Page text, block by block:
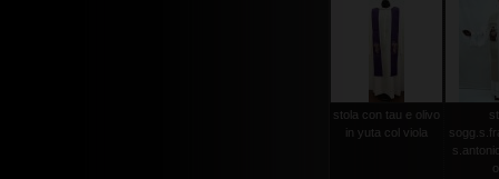
stola con tau e olivo
in yuta col viola